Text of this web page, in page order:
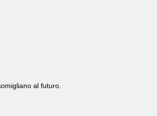
al futuro.